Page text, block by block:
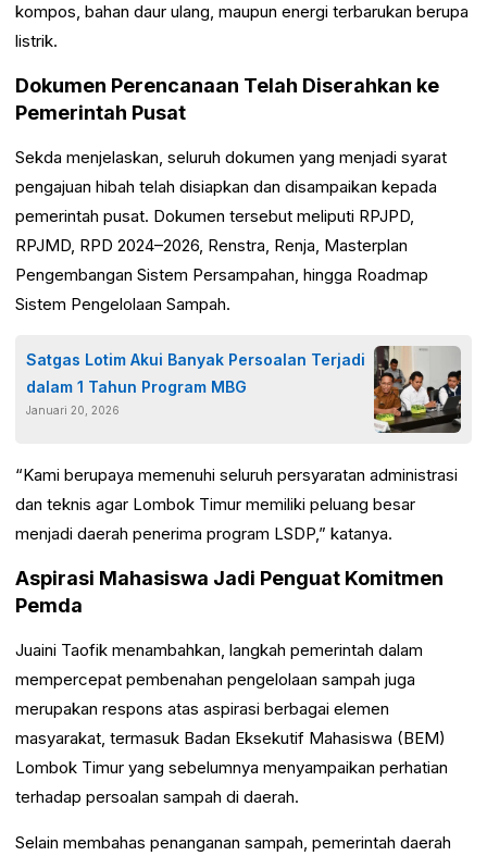
kompos, bahan daur ulang, maupun energi terbarukan berupa
listrik.
Dokumen Perencanaan Telah Diserahkan ke
Pemerintah Pusat
Sekda menjelaskan, seluruh dokumen yang menjadi syarat
pengajuan hibah telah disiapkan dan disampaikan kepada
pemerintah pusat. Dokumen tersebut meliputi RPJPD,
RPJMD, RPD 2024–2026, Renstra, Renja, Masterplan
Pengembangan Sistem Persampahan, hingga Roadmap
Sistem Pengelolaan Sampah.
Satgas Lotim Akui Banyak Persoalan Terjadi
dalam 1 Tahun Program MBG
Januari 20, 2026
“Kami berupaya memenuhi seluruh persyaratan administrasi
dan teknis agar Lombok Timur memiliki peluang besar
menjadi daerah penerima program LSDP,” katanya.
Aspirasi Mahasiswa Jadi Penguat Komitmen
Pemda
Juaini Taofik menambahkan, langkah pemerintah dalam
mempercepat pembenahan pengelolaan sampah juga
merupakan respons atas aspirasi berbagai elemen
masyarakat, termasuk Badan Eksekutif Mahasiswa (BEM)
Lombok Timur yang sebelumnya menyampaikan perhatian
terhadap persoalan sampah di daerah.
Selain membahas penanganan sampah, pemerintah daerah